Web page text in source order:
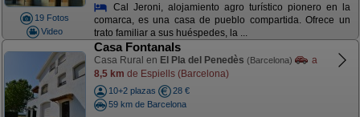
19 Fotos
Video
Cal Jeroni, alojamiento agro turístico pionero en la
comarca, es una casa de pueblo compartida. Ofrece un
trato familiar a sus huéspedes, la ...
Casa Fontanals
Casa Rural en El Pla del Penedès (Barcelona)
a
8,5 km de Espiells (Barcelona)
10+2 plazas
28 €
59 km de Barcelona